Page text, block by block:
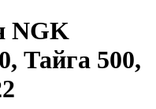
NGK
Тайга 500,